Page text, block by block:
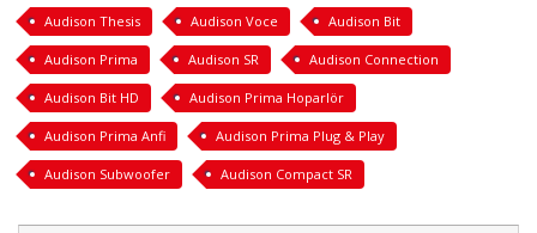
Audison Thesis Audison Voce Audison Bit
Audison Prima Audison SR Audison Connection
Audison Bit HD Audison Prima Hoparlör
Audison Prima Anfi Audison Prima Plug & Play
Audison Subwoofer Audison Compact SR